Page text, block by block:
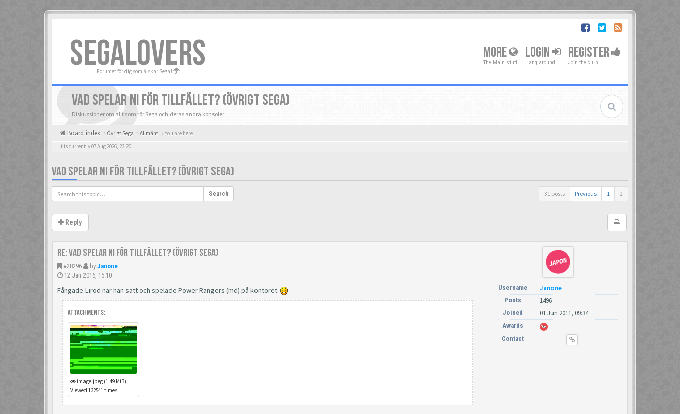
SEGALOVERS
Forumet för dig som älskar Sega!
MORE
The Main stuff
LOGIN
Hang around
REGISTER
Join the club
VAD SPELAR NI FÖR TILLFÄLLET? (ÖVRIGT SEGA)
Diskussioner om allt som rör Sega och deras andra konsoler
Board index Övrigt Sega Allmänt « You are here
It is currently 07 Aug 2026, 23:20
VAD SPELAR NI FÖR TILLFÄLLET? (ÖVRIGT SEGA)
Search 31 posts Previous 1 2
Reply
Re: Vad spelar ni för tillfället? (Övrigt Sega)
#28296 by Janone
12 Jan 2016, 15:10
Fångade Lirod när han satt och spelade Power Rangers (md) på kontoret.
Attachments:
image.jpeg (1.49 MiB)
Viewed 132541 times
Username Janone
Posts 1496
Joined 01 Jun 2011, 09:34
Awards
Contact